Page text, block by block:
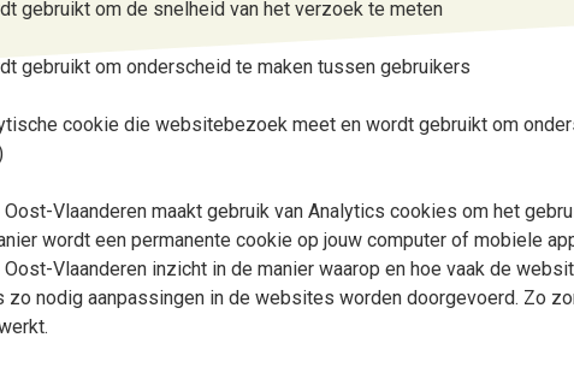
gebruikt om de snelheid van het verzoek te meten
gebruikt om onderscheid te maken tussen gebruikers
cookie die websitebezoek meet en wordt gebruikt om
Vlaanderen maakt gebruik van Analytics cookies om het
wordt een permanente cookie op jouw computer of mobiele
Vlaanderen inzicht in de manier waarop en hoe vaak de
zo nodig aanpassingen in de websites worden doorgevoerd. Zo